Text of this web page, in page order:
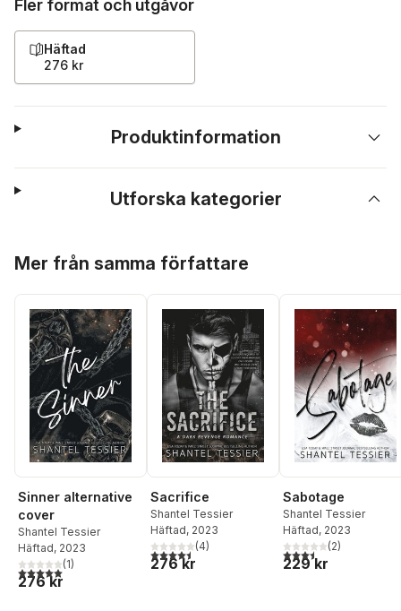
Fler format och utgåvor
Häftad
276 kr
Produktinformation
Utforska kategorier
Mer från samma författare
Sinner alternative
cover
Shantel Tessier
Häftad, 2023
5,0utav 5 stjärnor. Totalt antal röster:
(1)
276 kr
Sacrifice
Shantel Tessier
Häftad, 2023
4,5utav 5 stjärnor. Totalt antal röster:
(4)
276 kr
Sabotage
Shantel Tessier
Häftad, 2023
3,5utav 5 stjärnor.
(2)
229 kr